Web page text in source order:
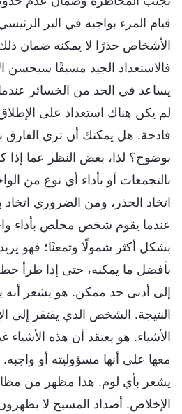
قيام المرء بواجبه في البر
الأشخاص حذرًا لا يمكنه ضمان
فالاستعداد الجيد مسبقًا سيحسن
يساعد في الحد من الخسائر
لم يكن هناك استعداد على
فادحة. هل يمكنك أن ترى الفارق
بوضوح؟ لذا، بغض النظر عما إذا
بالتجمعات أو بأداء أي نوع من
اتخاذ الحذر، ومن الضروري اتخاذ
عندما يقوم شخص مخلص بأداء
بشكل أكثر شمولًا وتمعنًا؛ فهو
بأفضل ما يمكنه، حتى إذا طرأ
إلى أدنى حد ممكن. هو يشعر
النتيجة. الشخص الذي يفتقر إلى
الأشياء. هو يعتقد أن هذه الأشياء
معها على أنها مسؤوليته أو
يشعر بأي لوم. هذا مظهر من
الإخلاص. أضداد المسيح لا